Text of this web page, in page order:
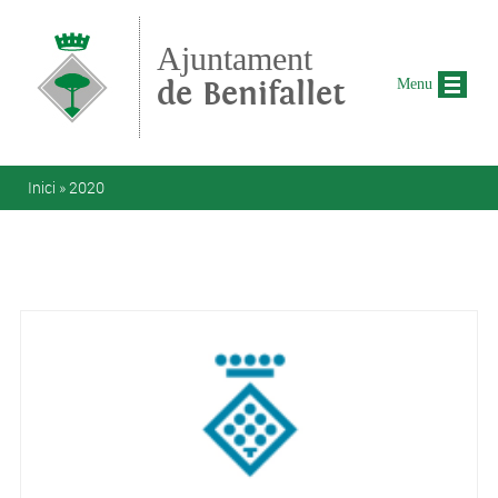
Ajuntament
de Benifallet
Esteu aquí
Inici »2020
Menu